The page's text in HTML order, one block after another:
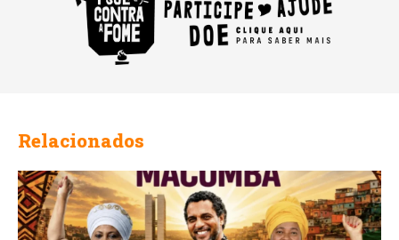
Relacionados